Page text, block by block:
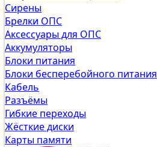
Сирены
Брелки ОПС
Аксессуары для ОПС
Аккумуляторы
Блоки питания
Блоки бесперебойного питания
Кабель
Разъёмы
Гибкие переходы
Жёсткие диски
Карты памяти